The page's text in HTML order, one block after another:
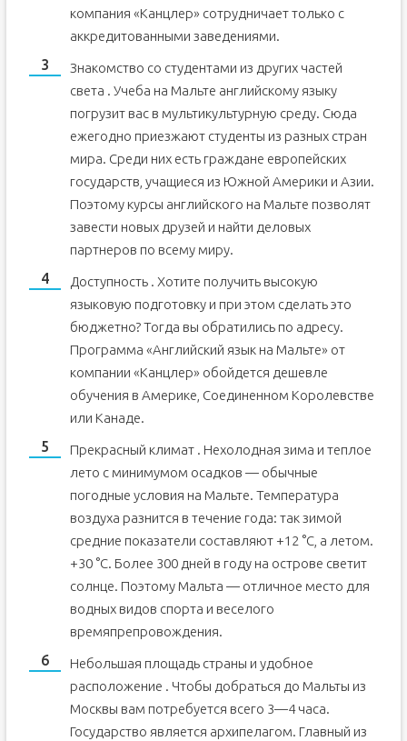
компания «Канцлер» сотрудничает только с
аккредитованными заведениями.
Знакомство со студентами из других частей
света . Учеба на Мальте английскому языку
погрузит вас в мультикультурную среду. Сюда
ежегодно приезжают студенты из разных стран
мира. Среди них есть граждане европейских
государств, учащиеся из Южной Америки и Азии.
Поэтому курсы английского на Мальте позволят
завести новых друзей и найти деловых
партнеров по всему миру.
Доступность . Хотите получить высокую
языковую подготовку и при этом сделать это
бюджетно? Тогда вы обратились по адресу.
Программа «Английский язык на Мальте» от
компании «Канцлер» обойдется дешевле
обучения в Америке, Соединенном Королевстве
или Канаде.
Прекрасный климат . Нехолодная зима и теплое
лето с минимумом осадков — обычные
погодные условия на Мальте. Температура
воздуха разнится в течение года: так зимой
средние показатели составляют +12 °С, а летом.
+30 °С. Более 300 дней в году на острове светит
солнце. Поэтому Мальта — отличное место для
водных видов спорта и веселого
времяпрепровождения.
Небольшая площадь страны и удобное
расположение . Чтобы добраться до Мальты из
Москвы вам потребуется всего 3—4 часа.
Государство является архипелагом. Главный из